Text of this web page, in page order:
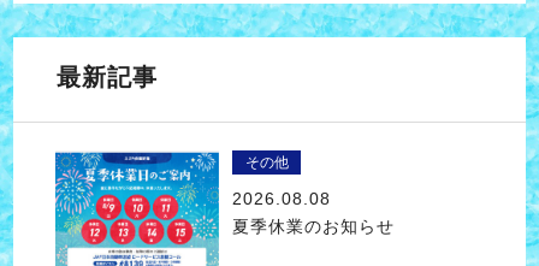
最新記事
その他
2026.08.08
夏季休業のお知らせ